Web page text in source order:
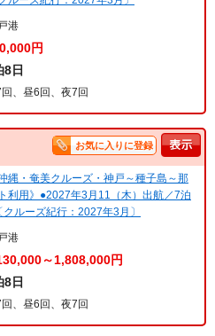
港
円
8日
、昼6回、夜7回
お気に入りに登録
縄・奄美クルーズ・神戸～種子島～那
利用》●2027年3月11（木）出航／7泊
ルーズ紀行：2027年3月〕
港
～1,808,000円
8日
、昼6回、夜7回